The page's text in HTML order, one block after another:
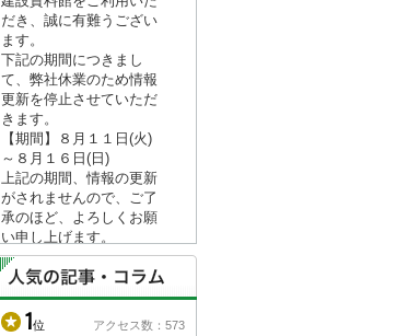
だき、誠に有難うござい
ます。
下記の期間につきまし
て、弊社休業のため情報
更新を停止させていただ
きます。
【期間】８月１１日(火)
～８月１６日(日)
上記の期間、情報の更新
がされませんので、ご了
承のほど、よろしくお願
い申し上げます。
なお、情報は８月１７日
(月)より登録されます。
2026/04/23
1位 アクセス数：573